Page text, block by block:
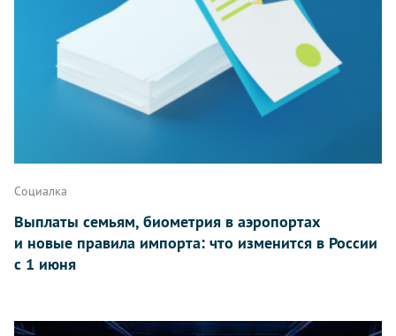
Социалка
Выплаты семьям, биометрия в аэропортах
и новые правила импорта: что изменится в России
с 1 июня